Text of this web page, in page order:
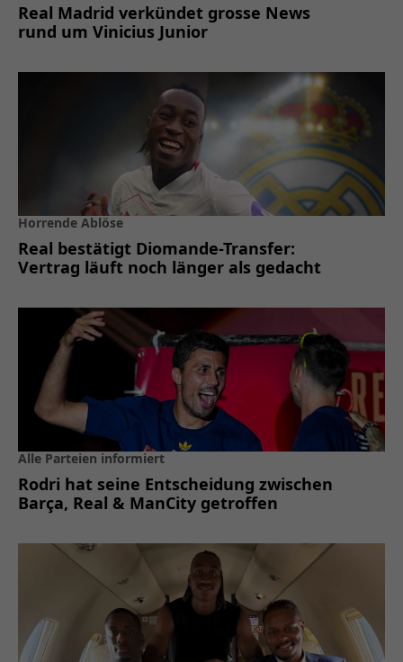
Real Madrid verkündet grosse News
rund um Vinicius Junior
Horrende Ablöse
Real bestätigt Diomande-Transfer:
Vertrag läuft noch länger als gedacht
Alle Parteien informiert
Rodri hat seine Entscheidung zwischen
Barça, Real & ManCity getroffen